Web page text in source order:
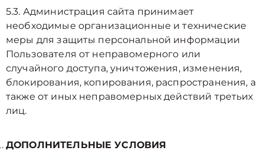
5.3. Администрация сайта принимает
необходимые организационные и технические
меры для защиты персональной информации
Пользователя от неправомерного или
случайного доступа, уничтожения, изменения,
блокирования, копирования, распространения, а
также от иных неправомерных действий третьих
лиц.
ДОПОЛНИТЕЛЬНЫЕ УСЛОВИЯ